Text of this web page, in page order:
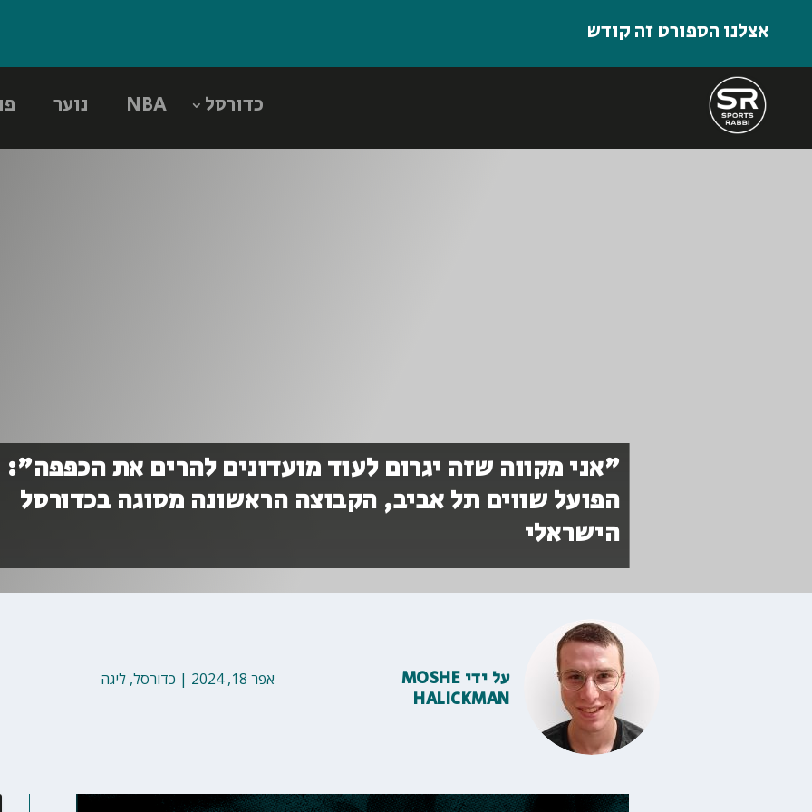
אצלנו הספורט זה קודש
כדורסל NBA נוער
"אני מקווה שזה יגרום לעוד מועדונים להרים את
הפועל שווים תל אביב, הקבוצה הראשונה מסוגה בכדורסל
הישראלי
אפר 18, 2024 | כדורסל,ליגה על ידי MOSHE
HALICKMAN